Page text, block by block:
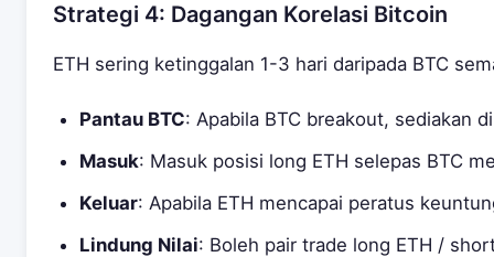
Strategi 4: Dagangan Korelasi Bitcoin
ETH sering ketinggalan 1-3 hari daripada BTC
Pantau BTC: Apabila BTC breakout, sediakan
Masuk: Masuk posisi long ETH selepas BTC
Keluar: Apabila ETH mencapai peratus
Lindung Nilai: Boleh pair trade long ETH /